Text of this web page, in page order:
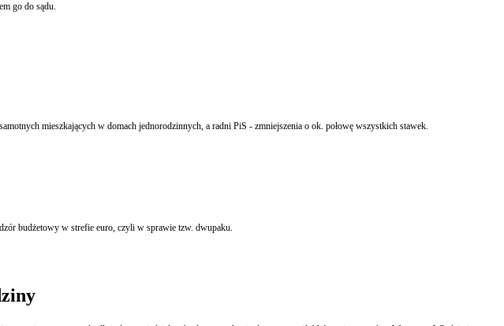
go do sądu.
mieszkających w domach jednorodzinnych, a radni PiS - zmniejszenia o ok. połowę wszystkich stawek.
budżetowy w strefie euro, czyli w sprawie tzw. dwupaku.